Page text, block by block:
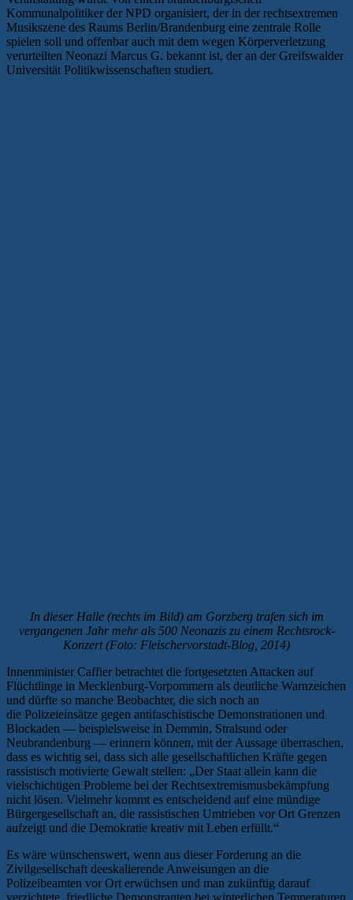
Kommunalpolitiker der NPD organisiert, der in der rechtsextremen
Musikszene des Raums Berlin/Brandenburg eine zentrale Rolle
spielen soll und offenbar auch mit dem wegen Körperverletzung
verurteilten Neonazi Marcus G. bekannt ist, der an der Greifswalder
Universität Politikwissenschaften studiert.
In dieser Halle (rechts im Bild) am Gorzberg trafen sich im
vergangenen Jahr mehr als 500 Neonazis zu einem Rechtsrock-
Konzert (Foto: Fleischervorstadt-Blog, 2014)
Innenminister Caffier betrachtet die fortgesetzten Attacken auf
Flüchtlinge in Mecklenburg-Vorpommern als deutliche Warnzeichen
und dürfte so manche Beobachter, die sich noch an
die Polizeieinsätze gegen antifaschistische Demonstrationen und
Blockaden — beispielsweise in Demmin, Stralsund oder
Neubrandenburg — erinnern können, mit der Aussage überraschen,
dass es wichtig sei, dass sich alle gesellschaftlichen Kräfte gegen
rassistisch motivierte Gewalt stellen: „Der Staat allein kann die
vielschichtigen Probleme bei der Rechtsextremismusbekämpfung
nicht lösen. Vielmehr kommt es entscheidend auf eine mündige
Bürgergesellschaft an, die rassistischen Umtrieben vor Ort Grenzen
aufzeigt und die Demokratie kreativ mit Leben erfüllt.“
Es wäre wünschenswert, wenn aus dieser Forderung an die
Zivilgesellschaft deeskalierende Anweisungen an die
Polizeibeamten vor Ort erwüchsen und man zukünftig darauf
verzichtete, friedliche Demonstranten bei winterlichen Temperaturen